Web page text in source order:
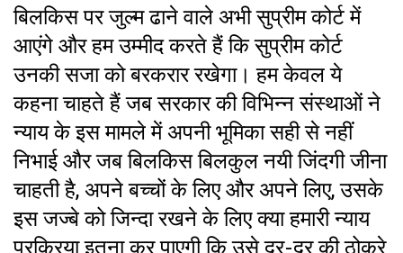
बिलकिस पर जुल्म ढाने वाले अभी सुप्रीम कोर्ट में
आएंगे और हम उम्मीद करते हैं कि सुप्रीम कोर्ट
उनकी सजा को बरकरार रखेगा। हम केवल ये
कहना चाहते हैं जब सरकार की विभिन्न संस्थाओं ने
न्याय के इस मामले में अपनी भूमिका सही से नहीं
निभाई और जब बिलकिस बिलकुल नयी जिंदगी जीना
चाहती है, अपने बच्चों के लिए और अपने लिए, उसके
इस जज्बे को जिन्दा रखने के लिए क्या हमारी न्याय
प्रक्रिया इतना कर पाएगी कि उसे दर-दर की ठोकरे